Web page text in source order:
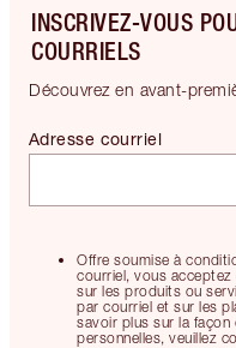
INSCRIVEZ-VOUS
COURRIELS
Découvrez en avant-
Offre soumise à
courriel, vous
sur les produits ou
par courriel et sur les
savoir plus sur la
personnelles, veuillez
Adresse courriel